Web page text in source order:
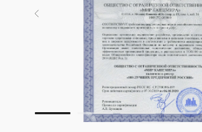
Скидка 10% за подписку
на Телеграм канал
Новинки, акции, подарки
и модный журнал — всё это